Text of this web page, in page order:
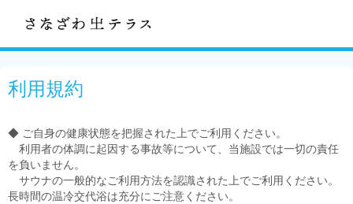
利用規約
◆ ご自身の健康状態を把握された上でご利用ください。
利用者の体調に起因する事故等について、当施設では一切の責任
を負いません。
サウナの一般的なご利用方法を認識された上でご利用ください。
長時間の温冷交代浴は充分にご注意ください。